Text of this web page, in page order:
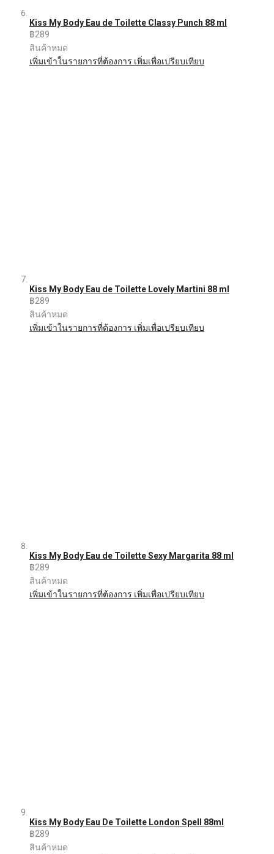
Kiss My Body Eau de Toilette Classy Punch 88 ml
฿289
สินค้าหมด
เพิ่มเข้าในรายการที่ต้องการ เพิ่มเพื่อเปรียบเทียบ
Kiss My Body Eau de Toilette Lovely Martini 88 ml
฿289
สินค้าหมด
เพิ่มเข้าในรายการที่ต้องการ เพิ่มเพื่อเปรียบเทียบ
Kiss My Body Eau de Toilette Sexy Margarita 88 ml
฿289
สินค้าหมด
เพิ่มเข้าในรายการที่ต้องการ เพิ่มเพื่อเปรียบเทียบ
Kiss My Body Eau De Toilette London Spell 88ml
฿289
สินค้าหมด